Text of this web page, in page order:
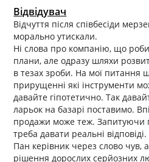
Відвідувач
Відчуття після співбесіди
морально утискали.
Ні слова про компанію, що
плани, але одразу шляхи
в тезах зроби. На мої питання
прирущенні які інструменти
давайте гіпотетично. Так
ларьок на базарі поставимо.
продажи може теж. Запитуючи
треба давати реальні відповіді.
Пан керівник через слово чув,
рішення дорослих серйозних